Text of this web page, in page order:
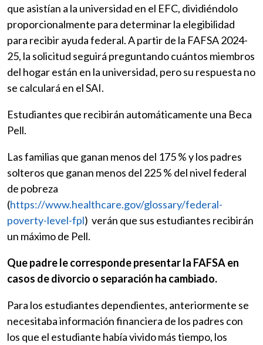
que asistían a la universidad en el EFC, dividiéndolo
proporcionalmente para determinar la elegibilidad
para recibir ayuda federal. A partir de la FAFSA 2024-
25, la solicitud seguirá preguntando cuántos miembros
del hogar están en la universidad, pero su respuesta no
se calculará en el SAI.
Estudiantes que recibirán automáticamente una Beca
Pell.
Las familias que ganan menos del 175 % y los padres
solteros que ganan menos del 225 % del nivel federal
de pobreza
(https://www.healthcare.gov/glossary/federal-
poverty-level-fpl) verán que sus estudiantes recibirán
un máximo de Pell.
Que padre le corresponde presentar la FAFSA en
casos de divorcio o separación ha cambiado.
Para los estudiantes dependientes, anteriormente se
necesitaba información financiera de los padres con
los que el estudiante había vivido más tiempo, los